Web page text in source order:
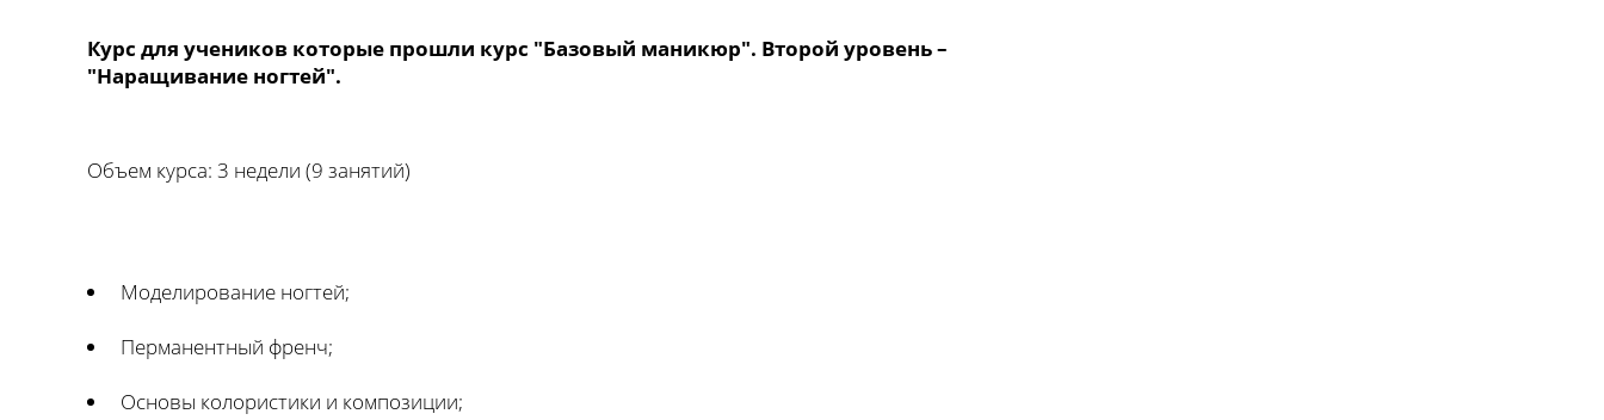
Курс для учеников которые прошли курс "Базовый маникюр". Второй уровень –
"Наращивание ногтей".
Объем курса: 3 недели (9 занятий)
Моделирование ногтей;
Перманентный френч;
Основы колористики и композиции;